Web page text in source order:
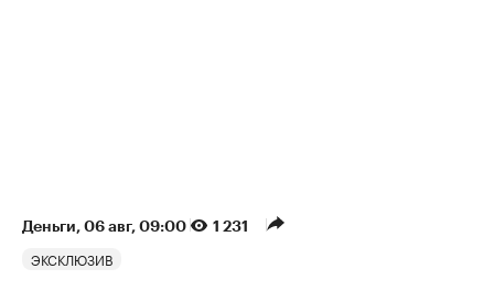
Деньги⁠, 06 авг, 09:00 1 231
ЭКСКЛЮЗИВ